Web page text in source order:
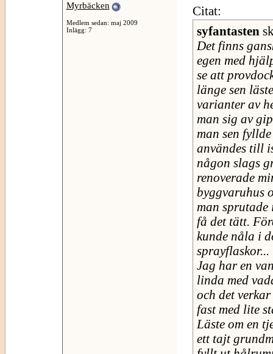
Myrbäcken
Medlem sedan: maj 2009
Inlägg: 7
Citat:
syfantasten
Det finns
egen med
se att
länge sen
varianter av
man sig av
man sen
användes till
någon slags
renoverade
byggvaruhus
man
få det tätt.
kunde nåla i
sprayflaskor...
Jag har en
linda med
och det
fast med lite
Läste om en
ett tajt